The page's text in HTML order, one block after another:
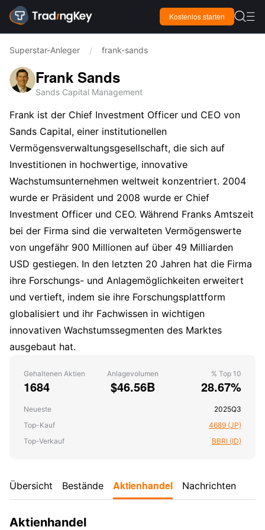
Kostenlos starten  
Superstar-Anleger / frank-sands
Frank Sands
Sands Capital Management
Frank ist der Chief Investment Officer und CEO von
Sands Capital, einer institutionellen
Vermögensverwaltungsgesellschaft, die sich auf
Investitionen in hochwertige, innovative
Wachstumsunternehmen weltweit konzentriert. 2004
wurde er Präsident und 2008 wurde er Chief
Investment Officer und CEO. Während Franks Amtszeit
bei der Firma sind die verwalteten Vermögenswerte
von ungefähr 900 Millionen auf über 49 Milliarden
USD gestiegen. In den letzten 20 Jahren hat die Firma
ihre Forschungs- und Anlagemöglichkeiten erweitert
und vertieft, indem sie ihre Forschungsplattform
globalisiert und ihr Fachwissen in wichtigen
innovativen Wachstumssegmenten des Marktes
ausgebaut hat.
Gehaltenen Aktien Anlagevolumen % Top 10
1684 $46.56B 28.67%
Neueste
2025Q3
Top-Kauf
4689 (JP)
Top-Verkauf
BBRI (ID)
Übersicht Bestände Aktienhandel Nachrichten
Aktienhandel